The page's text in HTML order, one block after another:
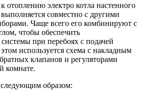
отоплению электро котла настенного
совместно с другими
Чаще всего его комбинируют с
чтобы обеспечить
при перебоях с подачей
используется схема с накладным
клапанов и регуляторами
комнате.
следующим образом: